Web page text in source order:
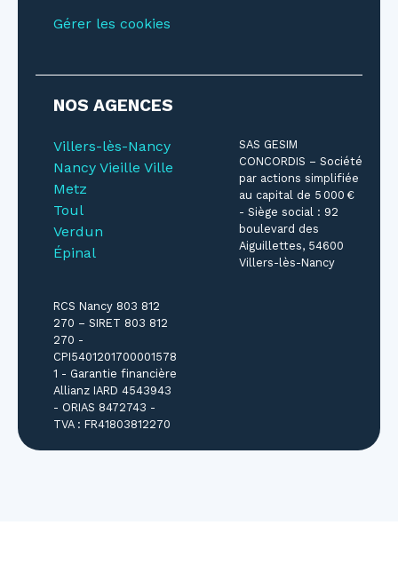
Gérer les cookies
NOS AGENCES
Villers-lès-Nancy
Nancy Vieille Ville
Metz
Toul
Verdun
Épinal
SAS GESIM
CONCORDIS – Société
par actions simplifiée
au capital de 5 000 €
- Siège social : 92
boulevard des
Aiguillettes, 54600
Villers-lès-Nancy
RCS Nancy 803 812
270 – SIRET 803 812
270 -
CPI5401201700001578
1 - Garantie financière
Allianz IARD 4543943
- ORIAS 8472743 -
TVA : FR41803812270